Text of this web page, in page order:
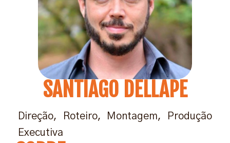
SANTIAGO DELLAPE
Direção, Roteiro, Montagem, Produção
Executiva